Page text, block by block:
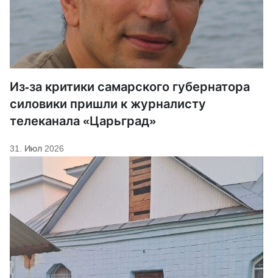
Из-за критики самарского губернатора
силовики пришли к журналисту
телеканала «Царьград»
31. Июл 2026